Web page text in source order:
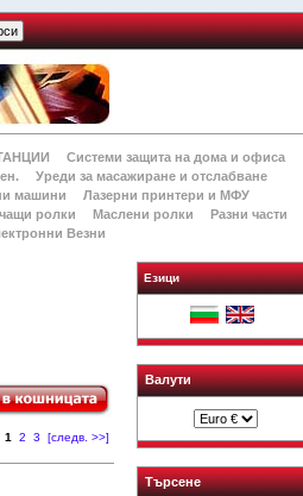
Системи защита на дома и офиса
Уреди за масажиране и отслабване
машини
Лазерни принтери и МФУ
ролки Маслени ролки
Разни части
Везни
1 2 3 [следв. >>]
Езици
Валути
Търсене